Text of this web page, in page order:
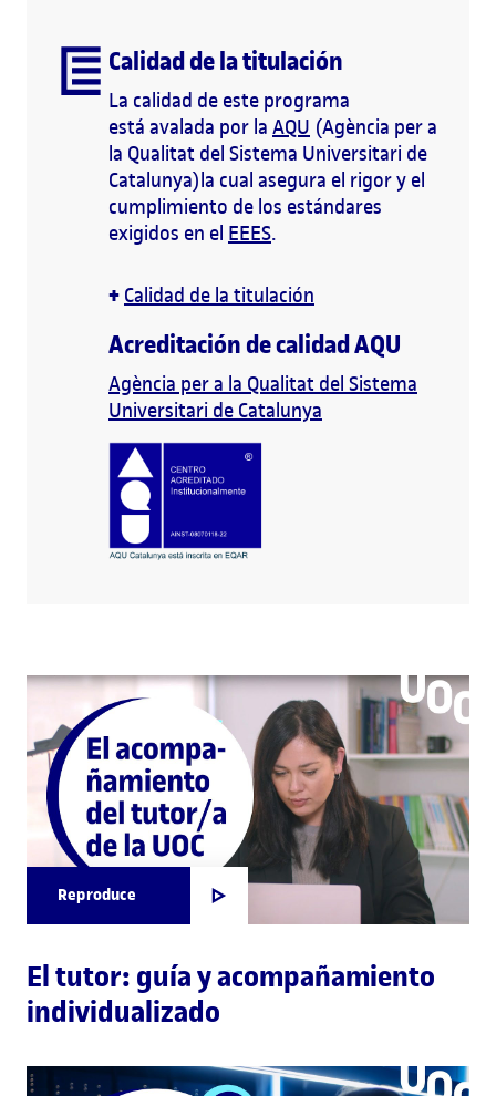
Calidad de la titulación
La calidad de este programa
está avalada por la AQU (Agència per a
la Qualitat del Sistema Universitari de
Catalunya)la cual asegura el rigor y el
cumplimiento de los estándares
exigidos en el EEES.
+ Calidad de la titulación
Acreditación de calidad AQU
Agència per a la Qualitat del Sistema
Universitari de Catalunya
Reproduce
El tutor: guía y acompañamiento
individualizado